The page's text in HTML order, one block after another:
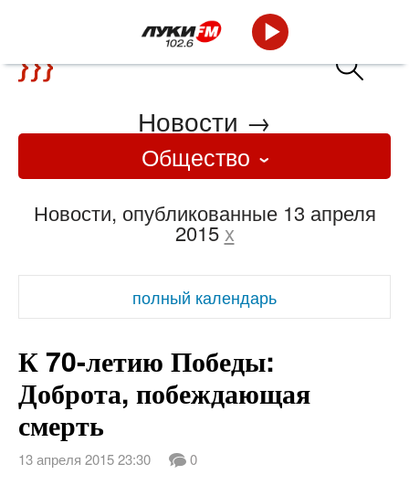
Новости →
Общество
Новости, опубликованные 13 апреля
2015 x
полный календарь
К 70-летию Победы:
Доброта, побеждающая
смерть
13 апреля 2015 23:30 0